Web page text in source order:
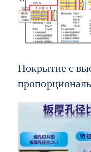
Покрытие с